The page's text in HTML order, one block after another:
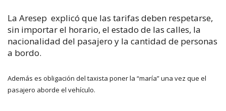
La Aresep explicó que las tarifas deben respetarse,
sin importar el horario, el estado de las calles, la
nacionalidad del pasajero y la cantidad de personas
a bordo.
Además es obligación del taxista poner la “maría” una vez que el
pasajero aborde el vehículo.